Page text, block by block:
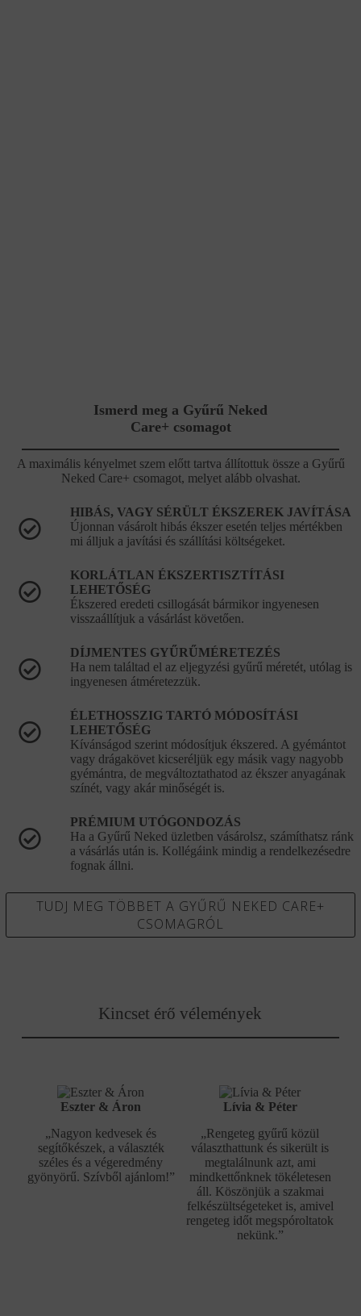
Ismerd meg a Gyűrű Neked
Care+ csomagot
A maximális kényelmet szem előtt tartva állítottuk össze a Gyűrű
Neked Care+ csomagot, melyet alább olvashat.
HIBÁS, VAGY SÉRÜLT ÉKSZEREK JAVÍTÁSA
Újonnan vásárolt hibás ékszer esetén teljes mértékben
mi álljuk a javítási és szállítási költségeket.
KORLÁTLAN ÉKSZERTISZTÍTÁSI
LEHETŐSÉG
Ékszered eredeti csillogását bármikor ingyenesen
visszaállítjuk a vásárlást követően.
DÍJMENTES GYŰRŰMÉRETEZÉS
Ha nem találtad el az eljegyzési gyűrű méretét, utólag is
ingyenesen átméretezzük.
ÉLETHOSSZIG TARTÓ MÓDOSÍTÁSI
LEHETŐSÉG
Kívánságod szerint módosítjuk ékszered. A gyémántot
vagy drágakövet kicseréljük egy másik vagy nagyobb
gyémántra, de megváltoztathatod az ékszer anyagának
színét, vagy akár minőségét is.
PRÉMIUM UTÓGONDOZÁS
Ha a Gyűrű Neked üzletben vásárolsz, számíthatsz ránk
a vásárlás után is. Kollégáink mindig a rendelkezésedre
fognak állni.
TUDJ MEG TÖBBET A GYŰRŰ NEKED CARE+
CSOMAGRÓL
Kincset érő vélemények
Eszter & Áron
„Nagyon kedvesek és
segítőkészek, a választék
széles és a végeredmény
gyönyörű. Szívből ajánlom!”
Lívia & Péter
„Rengeteg gyűrű közül
választhattunk és sikerült is
megtalálnunk azt, ami
mindkettőnknek tökéletesen
áll. Köszönjük a szakmai
felkészültségeteket is, amivel
rengeteg időt megspóroltatok
nekünk.”